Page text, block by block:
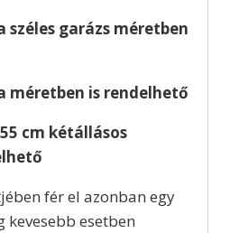
széles garázs méretben
méretben is rendelhető
cm kétállásos
fér el azonban egy
kevesebb esetben